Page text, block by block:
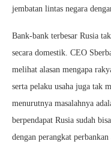
jembatan lintas negara
Bank-bank terbesar Rusia
secara domestik. CEO
melihat alasan mengapa
serta pelaku usaha juga tak
menurutnya masalahnya
berpendapat Rusia sudah
dengan perangkat